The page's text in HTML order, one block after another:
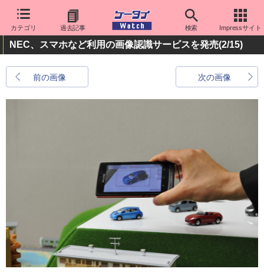
カテゴリ 過去記事 検索 Impressサイト
NEC、スマホなど利用の画像認識サービスを発売(2/15)
前の画像 次の画像